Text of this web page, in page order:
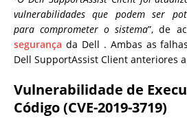
vulnerabilidades que podem ser
para comprometer o sistema”, de
segurança da Dell . Ambas as
Dell SupportAssist Client anteriores
Vulnerabilidade de
Código (CVE-2019-3719)